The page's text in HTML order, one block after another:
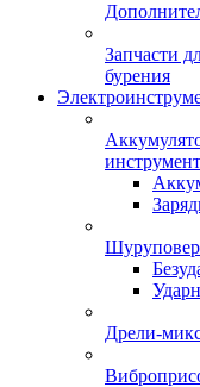
Запчасти
бурения
Дрели-